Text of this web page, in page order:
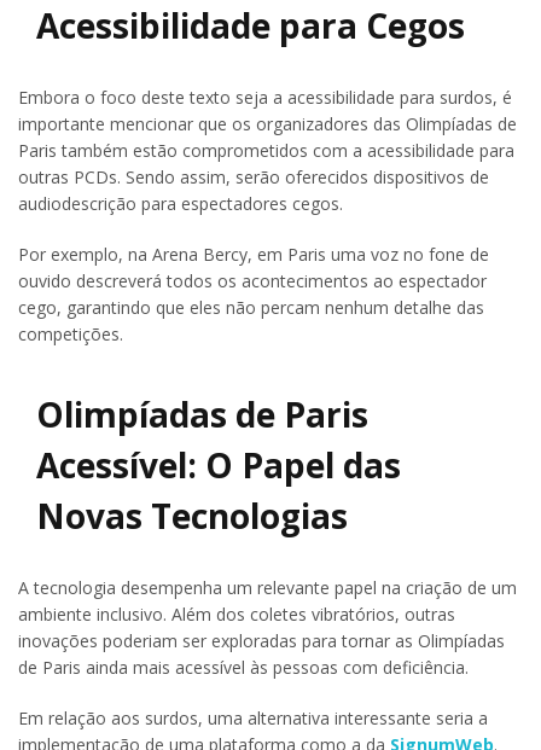
Acessibilidade para Cegos
Embora o foco deste texto seja a acessibilidade para surdos, é
importante mencionar que os organizadores das Olimpíadas de
Paris também estão comprometidos com a acessibilidade para
outras PCDs. Sendo assim, serão oferecidos dispositivos de
audiodescrição para espectadores cegos.
Por exemplo, na Arena Bercy, em Paris uma voz no fone de
ouvido descreverá todos os acontecimentos ao espectador
cego, garantindo que eles não percam nenhum detalhe das
competições.
Olimpíadas de Paris
Acessível: O Papel das
Novas Tecnologias
A tecnologia desempenha um relevante papel na criação de um
ambiente inclusivo. Além dos coletes vibratórios, outras
inovações poderiam ser exploradas para tornar as Olimpíadas
de Paris ainda mais acessível às pessoas com deficiência.
Em relação aos surdos, uma alternativa interessante seria a
implementação de uma plataforma como a da SignumWeb.